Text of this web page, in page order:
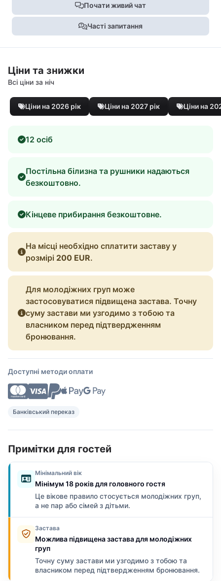
Почати живий чат
Часті запитання
Ціни та знижки
Всі ціни за ніч
Ціни на 2026 рік Ціни на 2027 рік Ціни на
12 осіб
Постільна білизна та рушники надаються
безкоштовно.
Кінцеве прибирання безкоштовне.
На місці необхідно сплатити заставу у
розмірі 200 EUR.
Для молодіжних груп може
застосовуватися підвищена застава. Точну
суму застави ми узгодимо з тобою та
власником перед підтвердженням
бронювання.
Доступні методи оплати
Банківський переказ
Примітки для гостей
Мінімальний вік
Мінімум 18 років для головного гостя
Це вікове правило стосується молодіжних груп,
а не пар або сімей з дітьми.
Застава
Можлива підвищена застава для молодіжних
груп
Точну суму застави ми узгодимо з тобою та
власником перед підтвердженням бронювання.